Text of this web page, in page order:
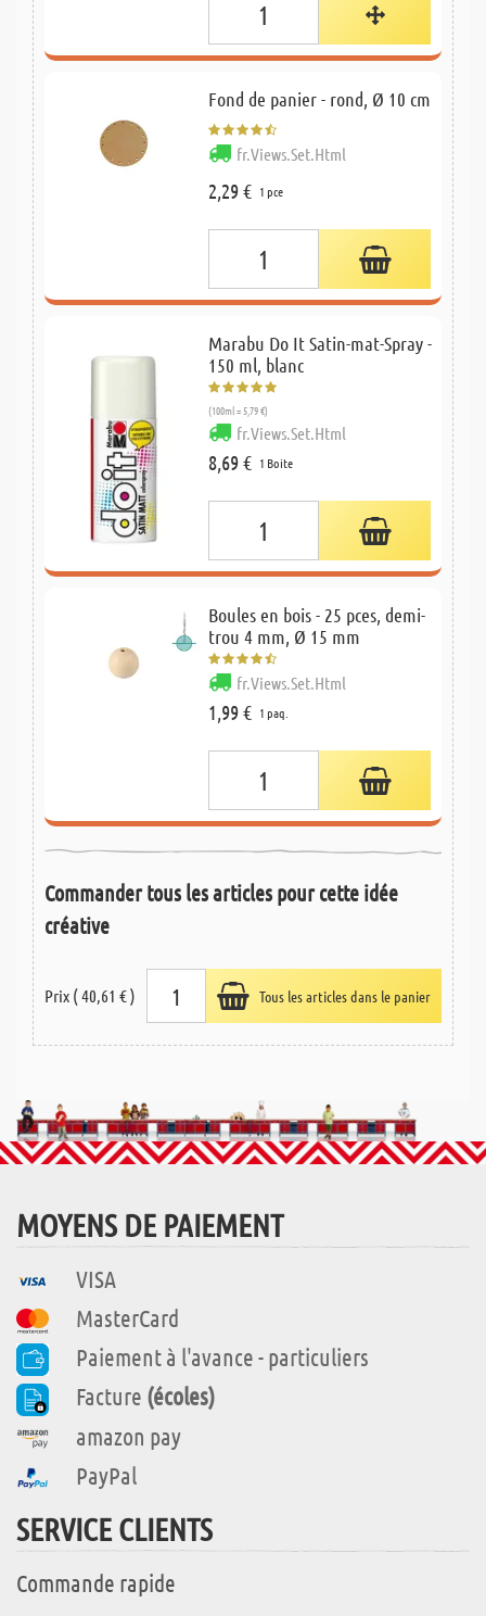
Fond de panier - rond, Ø 10 cm
fr.Views.Set.Html
2,29 € 1 pce
Marabu Do It Satin-mat-Spray -
150 ml, blanc
(100ml = 5,79 €)
fr.Views.Set.Html
8,69 € 1 Boite
Boules en bois - 25 pces, demi-
trou 4 mm, Ø 15 mm
fr.Views.Set.Html
1,99 € 1 paq.
Commander tous les articles pour cette idée
créative
Prix ( 40,61 € ) Tous les articles dans le panier
MOYENS DE PAIEMENT
VISA
MasterCard
Paiement à l'avance - particuliers
Facture (écoles)
amazon pay
PayPal
SERVICE CLIENTS
Commande rapide